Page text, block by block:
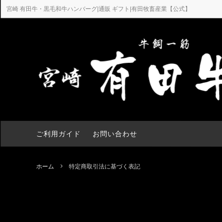
宮崎 有田牛・黒毛和牛ハンバーグ|通販 ギフト|有田牧畜産業【公式】
【2026夏ギフト】有田牛お中元
ギフト
有田
ステーキ用 焼肉
餃子
有田牛とは ギフ
ご利用ガイド お問い合わせ
ホーム 特定商取引法に基づく表記